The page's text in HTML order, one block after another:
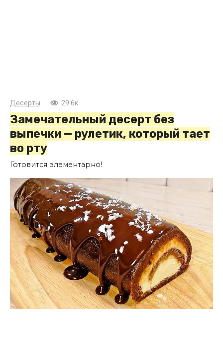
Десерты 29.6к.
Замечательный десерт без
выпечки — рулетик, который тает
во рту
Готовится элементарно!